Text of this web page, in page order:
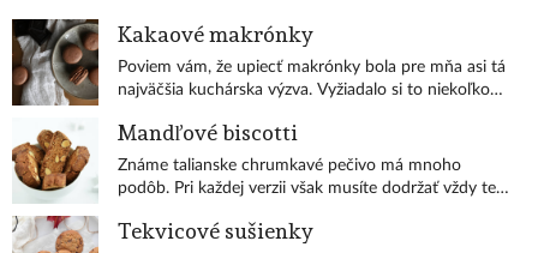
Kakaové makrónky
Poviem vám, že upiecť makrónky bola pre mňa asi tá
najväčšia kuchárska výzva. Vyžiadalo si to niekoľko
podarili!
Mandľové biscotti
Známe talianske chrumkavé pečivo má mnoho
podôb. Pri každej verzii však musíte dodržať vždy ten
musia byť dvakrát pečené.
Tekvicové sušienky